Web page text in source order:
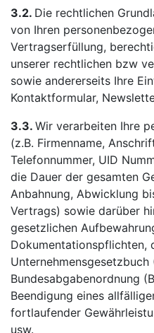
3.2. Die rechtlichen
von Ihren
Vertragserfüllung,
unserer rechtlichen bzw
sowie andererseits Ihre
Kontaktformular,
3.3. Wir verarbeiten Ihre
(z.B. Firmenname,
Telefonnummer, UID
die Dauer der gesamten
Anbahnung, Abwicklung
Vertrags) sowie darüber
gesetzlichen
Dokumentationspflichten,
Unternehmensgesetzbuch
Bundesabgabenordnung
Beendigung eines
fortlaufender
usw.